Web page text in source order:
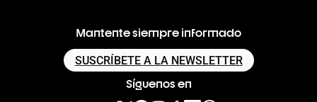
Mantente siempre informado
SUSCRÍBETE A LA NEWSLETTER
Síguenos en